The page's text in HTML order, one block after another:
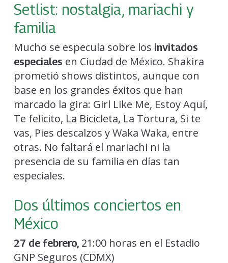
Setlist: nostalgia, mariachi y
familia
Mucho se especula sobre los invitados
especiales en Ciudad de México. Shakira
prometió shows distintos, aunque con
base en los grandes éxitos que han
marcado la gira: Girl Like Me, Estoy Aquí,
Te felicito, La Bicicleta, La Tortura, Si te
vas, Pies descalzos y Waka Waka, entre
otras. No faltará el mariachi ni la
presencia de su familia en días tan
especiales.
Dos últimos conciertos en
México
27 de febrero,21:00 horas en el Estadio
GNP Seguros (CDMX)